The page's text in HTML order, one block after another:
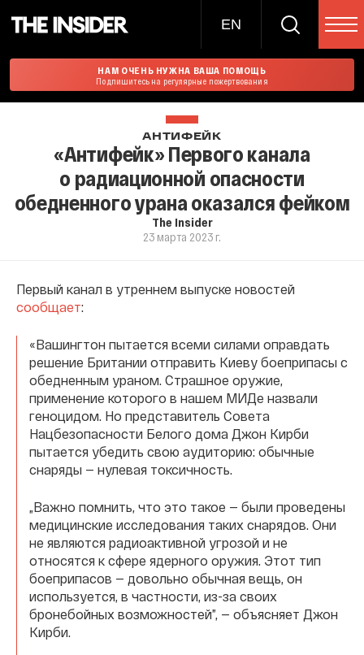
EN
НАМ ОЧЕНЬ НУЖНА ВАША ПОМОЩЬ
Подпишитесь на регулярные пожертвования
АНТИФЕЙК
«Антифейк» Первого канала
о радиационной опасности
обедненного урана оказался фейком
The Insider
23 марта 2023 г.
Первый канал в утреннем выпуске новостей
сообщает:
«Вашингтон пытается всеми силами оправдать
решение Британии отправить Киеву боеприпасы с
обедненным ураном. Страшное оружие,
применение которого в нашем МИДе назвали
геноцидом. Но представитель Совета
Нацбезопасности Белого дома Джон Кирби
пытается убедить свою аудиторию: обычные
снаряды — нулевая токсичность.
„Важно помнить, что это такое — были проведены
медицинские исследования таких снарядов. Они
не являются радиоактивной угрозой и не
относятся к сфере ядерного оружия. Этот тип
боеприпасов — довольно обычная вещь, он
используется, в частности, из-за своих
бронебойных возможностей”, — объясняет Джон
Кирби.